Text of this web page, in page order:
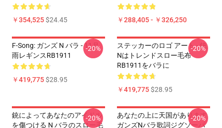
￥354,525$24.45 ￥288,405 - ￥326,250
F-Song: ガンズ N バラ - 11月
雨レギンスRB1911
￥419,775$28.95
-20%
ステッカーのロゴ アート - 銃
Nはトレンドスロー毛布
RB1911をバラに
￥419,775$28.95
-20%
銃によってあなたのアイドル
を傷つける N バラのスロー毛
-20%
あなたの上に天国があります
ガンズnバラ歌詞ジグソーパ
-20%